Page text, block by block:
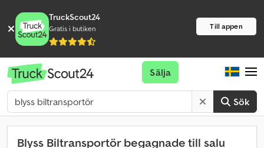
TruckScout24
Gratis i butiken Till appen
Sök
Sälja
Blyss Biltransportör begagnade till salu